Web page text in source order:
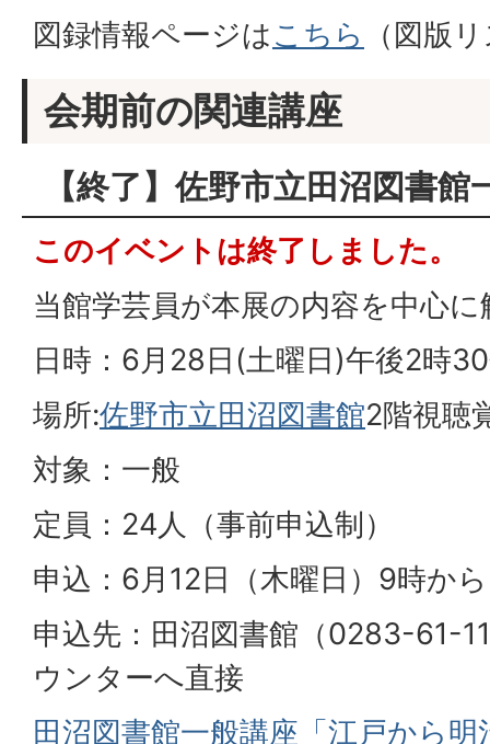
図録情報ページはこちら （図版
会期前の関連講座
【終了】佐野市立田沼図書館
このイベントは終了しました。
当館学芸員が本展の内容を中心
日時：6月28日(土曜日)午後2時
場所:佐野市立田沼図書館2階視聴
対象：一般
定員：24人（事前申込制）
申込：6月12日（木曜日）9時から
申込先：田沼図書館（0283-61-
ウンターへ直接
田沼図書館一般講座「江戸から